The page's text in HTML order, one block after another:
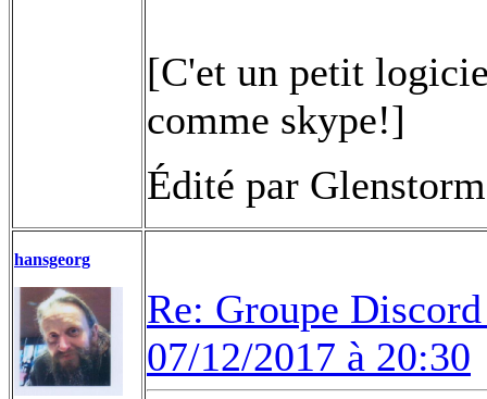
[C'et un petit
comme skype!]
Édité par
hansgeorg
Re: Groupe
07/12/2017 à 20:30